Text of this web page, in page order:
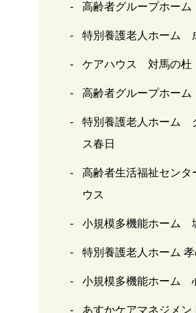
高齢者グループホー
特別養護老人ホーム
ケアハウス 対馬の杜
高齢者グループホー
特別養護老人ホーム
ス春日
高齢者生活福祉セン
ウス
小規模多機能ホーム
特別養護老人ホーム
小規模多機能ホーム
あすかケアマネジメン